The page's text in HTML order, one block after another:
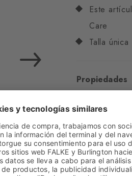
Este
Care
Talla única
Propiedades
Composición
Acabado Liso